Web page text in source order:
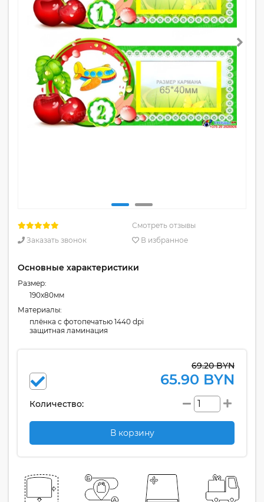
Смотреть отзывы
Заказать звонок
В избранное
Основные характеристики
Размер:
190x80мм
Материалы:
плёнка с фотопечатью 1440 dpi
защитная ламинация
69.20 BYN
65.90 BYN
Количество:
В корзину